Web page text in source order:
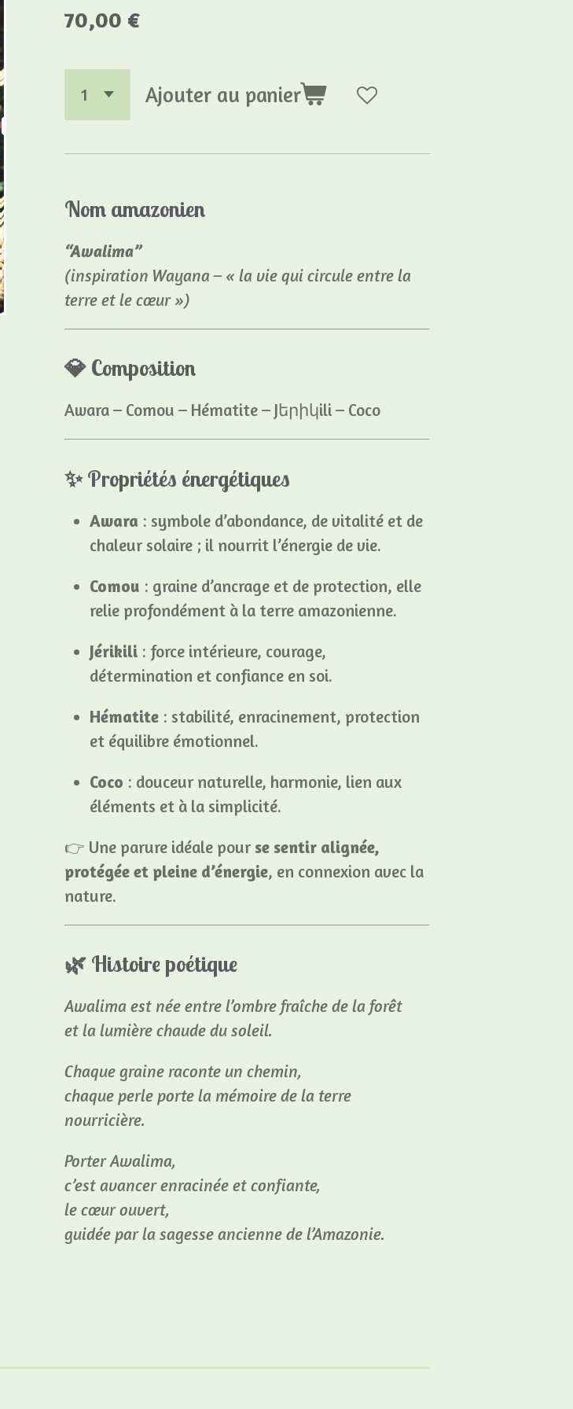
70,00 €
Ajouter au panier
Nom amazonien
“Awalima”
(inspiration Wayana – « la vie qui circule entre la
terre et le cœur »)
💎 Composition
Awara – Comou – Hématite – Jերիկili – Coco
✨Propriétés énergétiques
Awara: symbole d’abondance, de vitalité et de
chaleur solaire ; il nourrit l’énergie de vie.
Comou : graine d’ancrage et de protection, elle
relie profondément à la terre amazonienne.
Jérikili: force intérieure, courage,
détermination et confiance en soi.
Hématite: stabilité, enracinement, protection
et équilibre émotionnel.
Coco : douceur naturelle, harmonie, lien aux
éléments et à la simplicité.
👉 Une parure idéale pour se sentir alignée,
protégée et pleine d’énergie, en connexion avec la
nature.
🌿 Histoire poétique
Awalima est née entre l’ombre fraîche de la forêt
et la lumière chaude du soleil.
Chaque graine raconte un chemin,
chaque perle porte la mémoire de la terre
nourricière.
Porter Awalima,
c’est avancer enracinée et confiante,
le cœur ouvert,
guidée par la sagesse ancienne de l’Amazonie.